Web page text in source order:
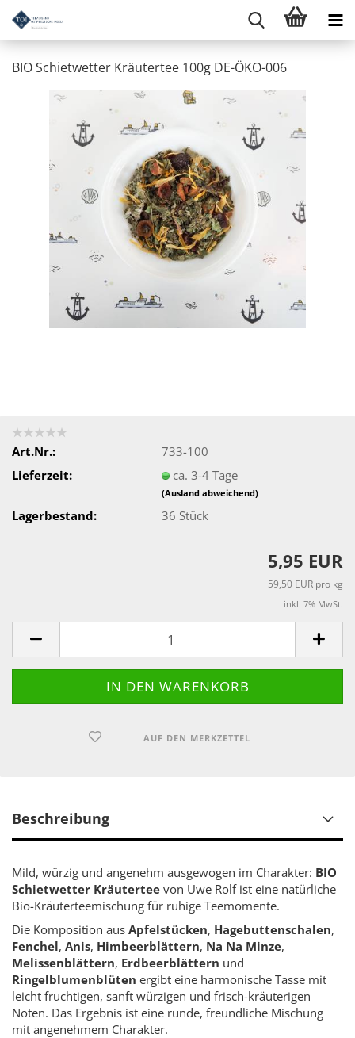
BIO Schietwetter Kräutertee 100g DE-ÖKO-006
Art.Nr.:
733-100
Lieferzeit:
ca. 3-4 Tage
(Ausland abweichend)
Lagerbestand: 36 Stück
5,95 EUR
59,50 EUR pro kg
inkl. 7% MwSt.
AUF DEN MERKZETTEL
Beschreibung
Mild, würzig und angenehm ausgewogen im Charakter: BIO
Schietwetter Kräutertee von Uwe Rolf ist eine natürliche
Bio-Kräuterteemischung für ruhige Teemomente.
Die Komposition aus Apfelstücken, Hagebuttenschalen,
Fenchel, Anis, Himbeerblättern, Na Na Minze,
Melissenblättern, Erdbeerblättern und
Ringelblumenblüten ergibt eine harmonische Tasse mit
leicht fruchtigen, sanft würzigen und frisch-kräuterigen
Noten. Das Ergebnis ist eine runde, freundliche Mischung
mit angenehmem Charakter.